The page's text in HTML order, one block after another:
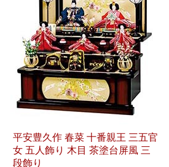
平安豊久作 春菜 十番親王 三五官
女 五人飾り 木目 茶塗台屏風 三
段飾り